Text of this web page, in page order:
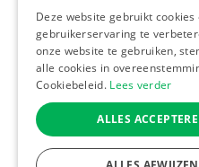
Deze website gebruikt cookies
gebruikerservaring te
onze website te gebruiken,
alle cookies in
Cookiebeleid. Lees verder
ALLES